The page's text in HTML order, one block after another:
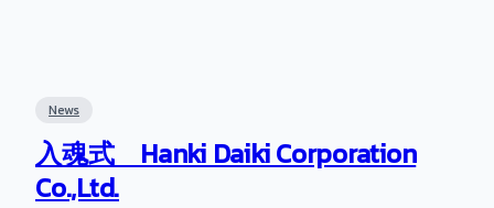
News
入魂式 Hanki Daiki Corporation
Co.,Ltd.